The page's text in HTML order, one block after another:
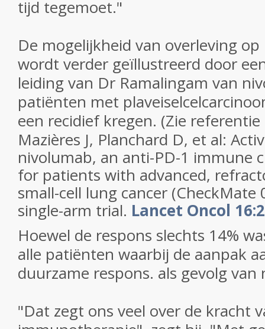
tijd tegemoet."
De mogelijkheid van overleving
wordt verder geïllustreerd door
leiding van Dr Ramalingam van
patiënten met
een recidief kregen. (Zie referentie
Mazières J, Planchard D, et al:
nivolumab, an anti-PD-1 immune
for patients with advanced,
small-cell lung cancer (CheckMate
single-arm trial. Lancet Oncol
Hoewel de respons slechts 14%
alle patiënten waarbij de aanpak
duurzame respons. als gevolg van
"Dat zegt ons veel over de kracht